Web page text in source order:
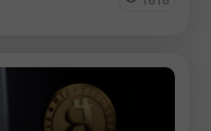
list of analysts